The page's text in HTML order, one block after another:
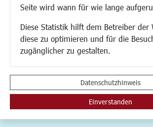
Seite wird wann für wie lange
Diese Statistik hilft dem Betreiber der
diese zu optimieren und für die
zugänglicher zu gestalten.
Datenschutzhinweis
Einverstanden
Museen
Hotels/Unterkünfte
Gastronomie
Kunstszene
Vereine und Institutionen